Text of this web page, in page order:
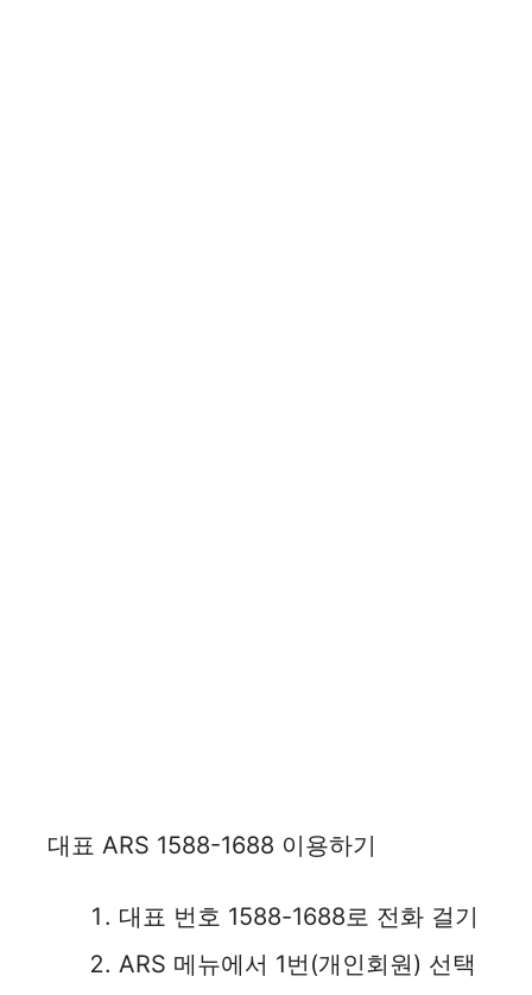
대표 ARS 1588-1688 이용하기
대표 번호 1588-1688로 전화 걸기
ARS 메뉴에서 1번(개인회원) 선택